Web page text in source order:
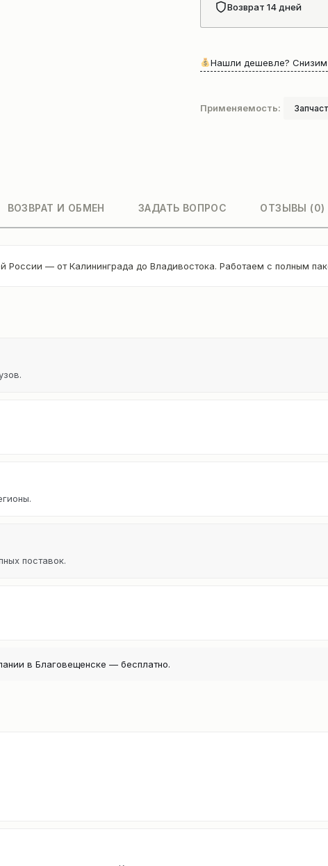
Возврат 14 дней
Нашли дешевле? Снизим
Применяемость:
ВОЗВРАТ И ОБМЕН ЗАДАТЬ ВОПРОС ОТЗЫВЫ (0)
России — от Калининграда до Владивостока. Работаем с полным
поставок.
в Благовещенске — бесплатно.